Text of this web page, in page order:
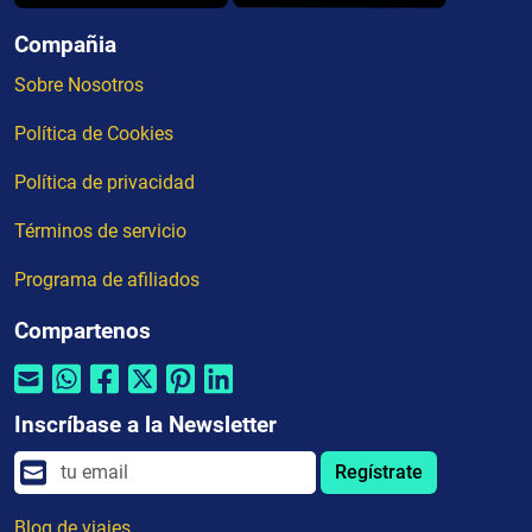
Compañia
Sobre Nosotros
Política de Cookies
Política de privacidad
Términos de servicio
Programa de afiliados
Compartenos
Inscríbase a la Newsletter
Regístrate
Blog de viajes